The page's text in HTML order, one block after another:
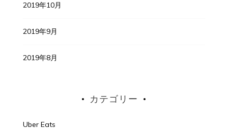
2019年10月
2019年9月
2019年8月
カテゴリー
Uber Eats